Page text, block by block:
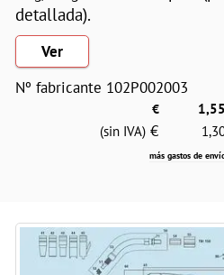
detallada).
Ver
Nº fabricante 102P002003
€
1,55
(sin IVA) €
más gastos de